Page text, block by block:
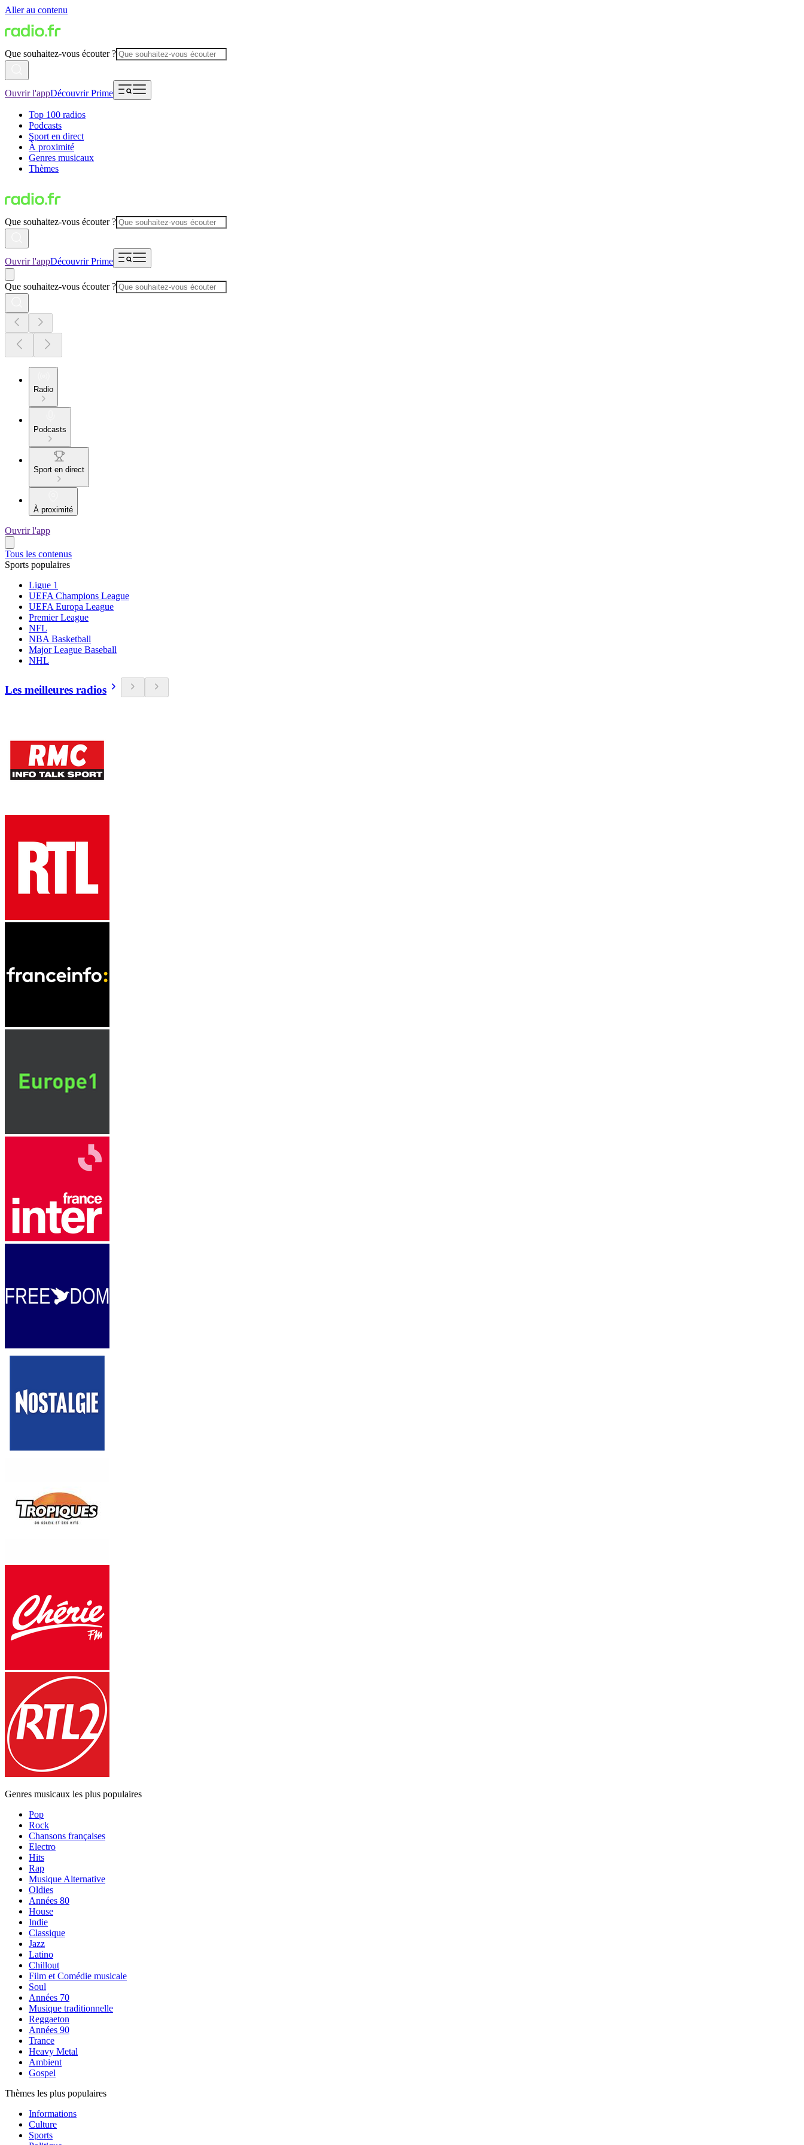
Aller au contenu
Que souhaitez-vous écouter ?
Ouvrir l'appDécouvrir Prime
Top 100 radios
Podcasts
Sport en direct
À proximité
Genres musicaux
Thèmes
Que souhaitez-vous écouter ?
Ouvrir l'appDécouvrir Prime
Que souhaitez-vous écouter ?
Radio
Podcasts
Sport en direct
À proximité
Ouvrir l'app
Tous les contenus
Sports populaires
Ligue 1
UEFA Champions League
UEFA Europa League
Premier League
NFL
NBA Basketball
Major League Baseball
NHL
Les meilleures radios
Genres musicaux les plus populaires
Pop
Rock
Chansons françaises
Electro
Hits
Rap
Musique Alternative
Oldies
Années 80
House
Indie
Classique
Jazz
Latino
Chillout
Film et Comédie musicale
Soul
Années 70
Musique traditionnelle
Reggaeton
Années 90
Trance
Heavy Metal
Ambient
Gospel
Thèmes les plus populaires
Informations
Culture
Sports